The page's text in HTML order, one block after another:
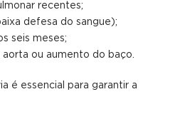
recentes;
defesa do sangue);
seis meses;
aorta ou aumento do baço.
é essencial para garantir a